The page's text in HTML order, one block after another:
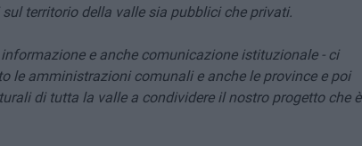
territorio della valle sia pubblici che privati.
e anche comunicazione istituzionale - ci
le amministrazioni comunali e anche le province e poi
di tutta la valle a condividere il nostro progetto che è